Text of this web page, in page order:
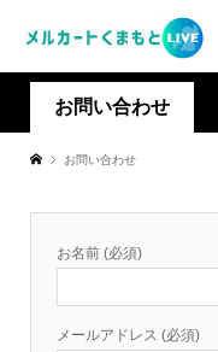
お問い合わせ
お問い合わせ
お名前 (必須)
メールアドレス (必須)